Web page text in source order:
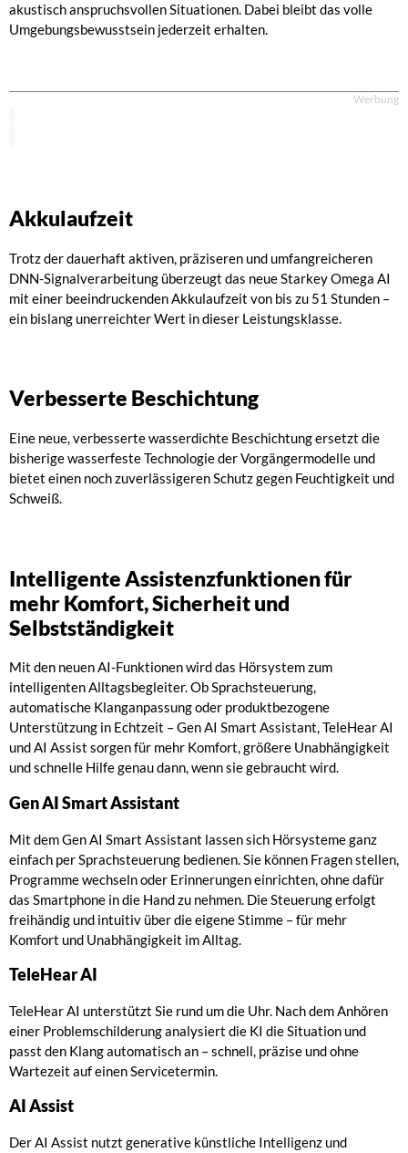
akustisch anspruchsvollen Situationen. Dabei bleibt das volle
Umgebungsbewusstsein jederzeit erhalten.
Werbung
Akkulaufzeit
Trotz der dauerhaft aktiven, präziseren und umfangreicheren
DNN-Signalverarbeitung überzeugt das neue Starkey Omega AI
mit einer beeindruckenden Akkulaufzeit von bis zu 51 Stunden –
ein bislang unerreichter Wert in dieser Leistungsklasse.
Verbesserte Beschichtung
Eine neue, verbesserte wasserdichte Beschichtung ersetzt die
bisherige wasserfeste Technologie der Vorgängermodelle und
bietet einen noch zuverlässigeren Schutz gegen Feuchtigkeit und
Schweiß.
Intelligente Assistenzfunktionen für
mehr Komfort, Sicherheit und
Selbstständigkeit
Mit den neuen AI-Funktionen wird das Hörsystem zum
intelligenten Alltagsbegleiter. Ob Sprachsteuerung,
automatische Klanganpassung oder produktbezogene
Unterstützung in Echtzeit – Gen AI Smart Assistant, TeleHear AI
und AI Assist sorgen für mehr Komfort, größere Unabhängigkeit
und schnelle Hilfe genau dann, wenn sie gebraucht wird.
Gen AI Smart Assistant
Mit dem Gen AI Smart Assistant lassen sich Hörsysteme ganz
einfach per Sprachsteuerung bedienen. Sie können Fragen stellen,
Programme wechseln oder Erinnerungen einrichten, ohne dafür
das Smartphone in die Hand zu nehmen. Die Steuerung erfolgt
freihändig und intuitiv über die eigene Stimme – für mehr
Komfort und Unabhängigkeit im Alltag.
TeleHear AI
TeleHear AI unterstützt Sie rund um die Uhr. Nach dem Anhören
einer Problemschilderung analysiert die KI die Situation und
passt den Klang automatisch an – schnell, präzise und ohne
Wartezeit auf einen Servicetermin.
AI Assist
Der AI Assist nutzt generative künstliche Intelligenz und